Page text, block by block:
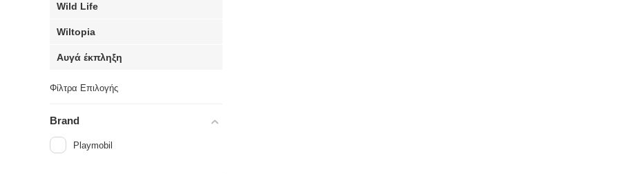
Wild Life
Wiltopia
Αυγά έκπληξη
Φίλτρα Επιλογής
Brand
Playmobil